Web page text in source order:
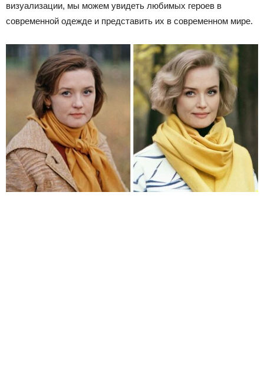
визуализации, мы можем увидеть любимых героев в
современной одежде и представить их в современном мире.